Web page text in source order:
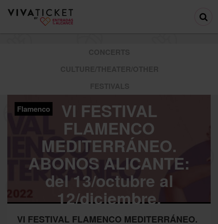
Flamenco VI FESTIVAL
FLAMENCO
MEDITERRÁNEO.
ABONOS ALICANTE:
del 13/octubre al
12/diciembre.
ALICANTE
VI FESTIVAL FLAMENCO MEDITERRÁNEO.